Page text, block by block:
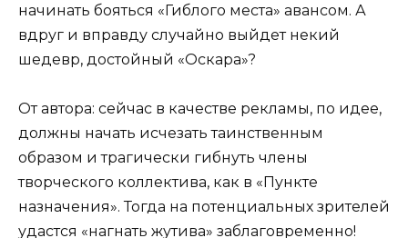
начинать бояться «Гиблого места» авансом. А
вдруг и вправду случайно выйдет некий
шедевр, достойный «Оскара»?
От автора: сейчас в качестве рекламы, по идее,
должны начать исчезать таинственным
образом и трагически гибнуть члены
творческого коллектива, как в «Пункте
назначения». Тогда на потенциальных зрителей
удастся «нагнать жутива» заблаговременно!